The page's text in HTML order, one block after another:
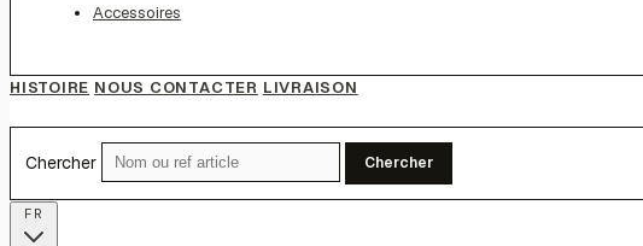
Accessoires
HISTOIRE NOUS CONTACTER LIVRAISON
Chercher Chercher